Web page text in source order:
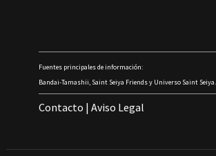
Fuentes principales de información:
Bandai-Tamashii, Saint Seiya Friends y Universo Saint Seiya.
Contacto |Aviso Legal